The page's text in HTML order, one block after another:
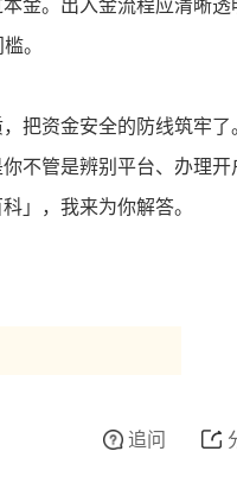
金。出入金流程应清晰
。
把资金安全的防线筑牢了
不管是辨别平台、办理
」，我来为你解答。
追问